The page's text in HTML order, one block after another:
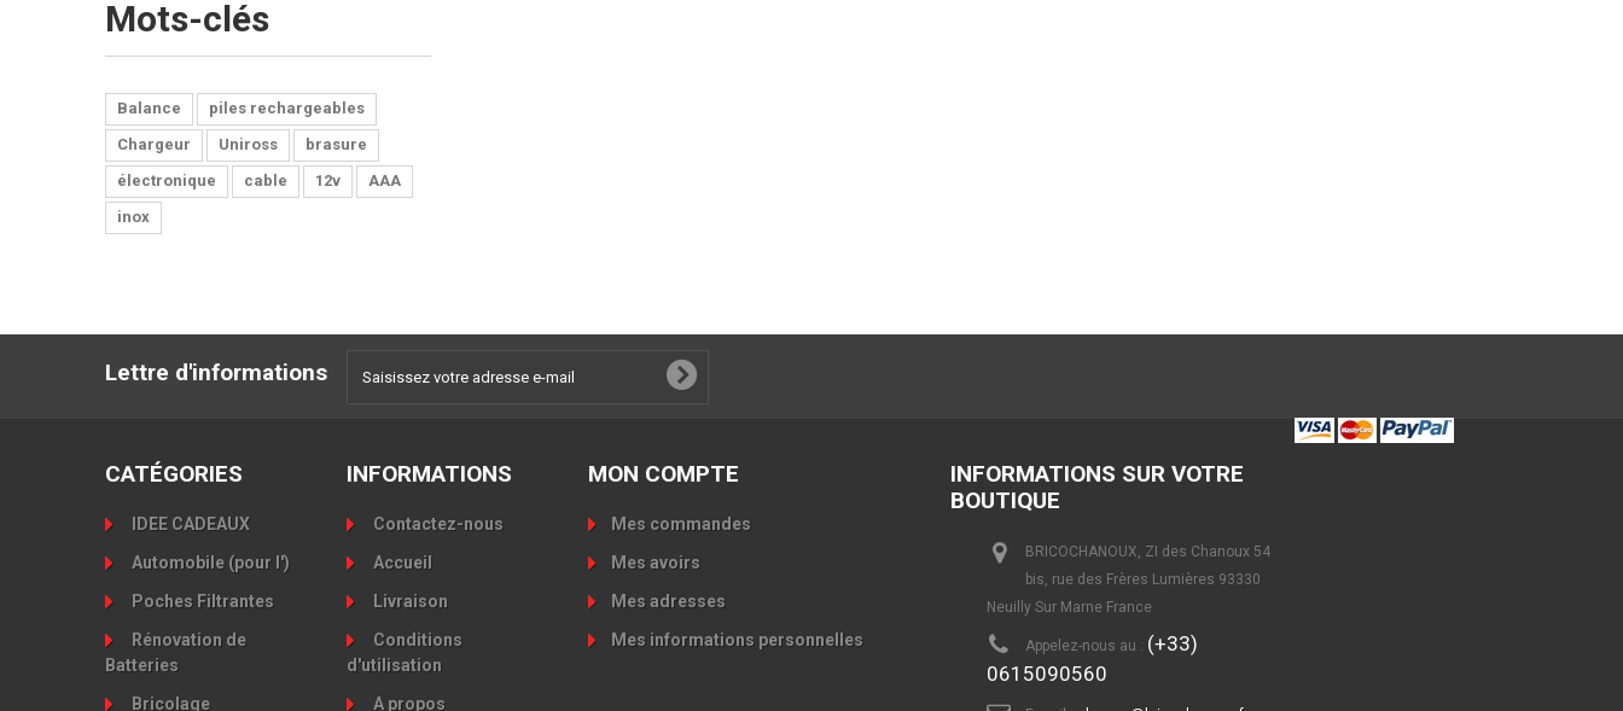
Mots-clés
Balance
piles rechargeables
Chargeur
Uniross
brasure
électronique
cable 12v
AAA
inox
Lettre d'informations
CATÉGORIES
IDEE CADEAUX
Automobile (pour l')
Poches Filtrantes
Rénovation de
Batteries
Bricolage
INFORMATIONS
Contactez-nous
Accueil
Livraison
Conditions
d'utilisation
A propos
MON COMPTE
Mes commandes
Mes avoirs
Mes adresses
Mes informations personnelles
INFORMATIONS SUR VOTRE
BOUTIQUE
BRICOCHANOUX, ZI des Chanoux 54
bis, rue des Frères Lumières 93330
Neuilly Sur Marne France
Appelez-nous au : (+33)
0615090560